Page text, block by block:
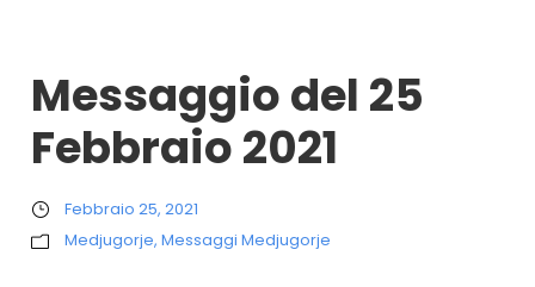
Messaggio del 25
Febbraio 2021
Febbraio 25, 2021
Medjugorje, Messaggi Medjugorje